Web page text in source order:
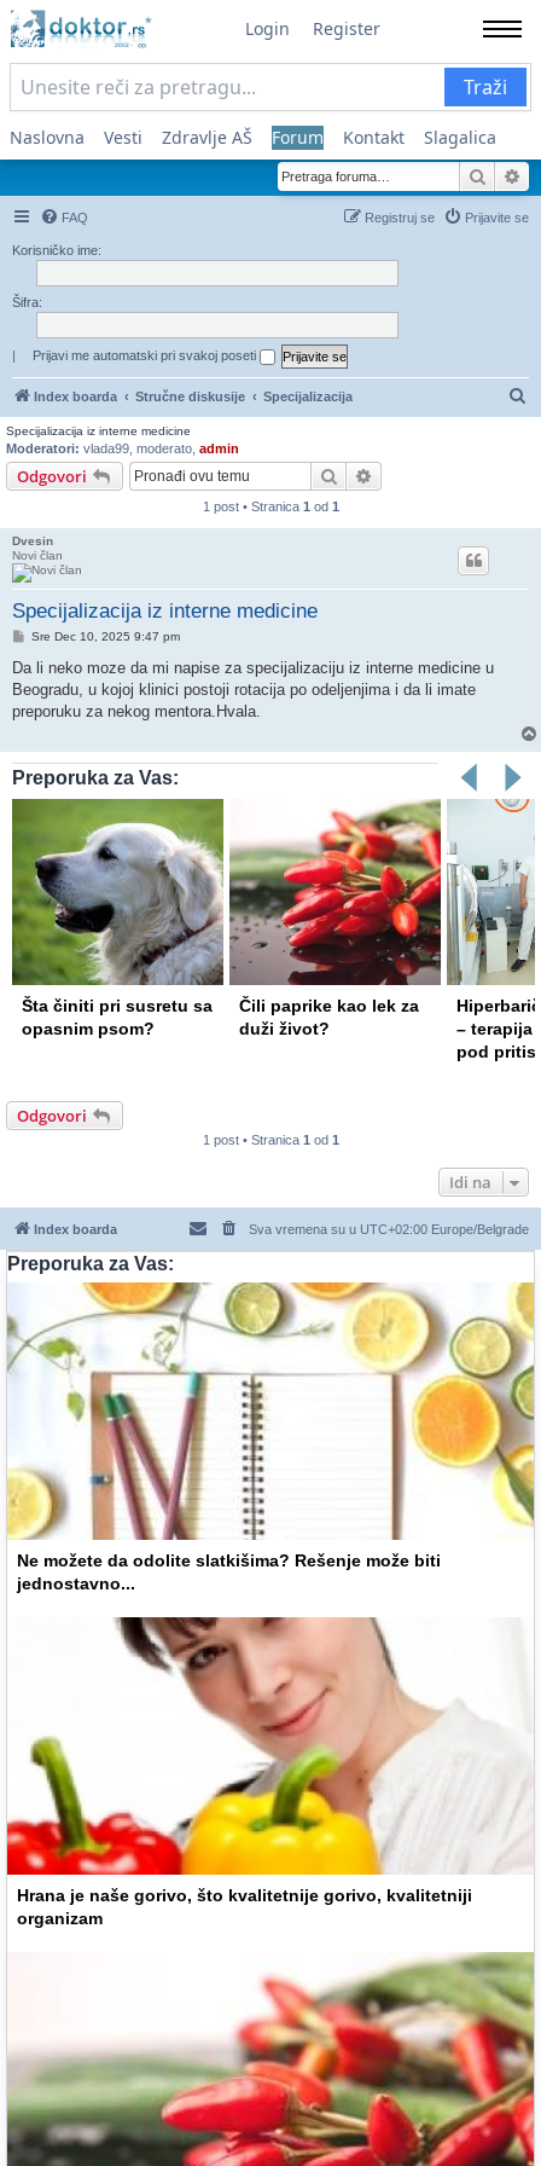
Login Register
Traži
Naslovna Vesti Zdravlje AŠ Forum Kontakt Slagalica
FAQ Prijavite se
Registruj se
Korisničko ime:
Šifra:
| Prijavi me automatski pri svakoj poseti
Index boarda Stručne diskusije Specijalizacija
Specijalizacija iz interne medicine
Moderatori: vlada99 moderato admin
Odgovori Pretraga
1 post • Stranica 1 od 1
Dvesin
Novi član
Specijalizacija iz interne medicine
Post
Sre Dec 10, 2025 9:47 pm
Da li neko moze da mi napise za specijalizaciju iz interne medicine u
Beogradu, u kojoj klinici postoji rotacija po odeljenjima i da li imate
preporuku za nekog mentora.Hvala.
Preporuka za Vas:
Šta činiti pri susretu sa
opasnim psom?
Čili paprike kao lek za
duži život?
– terapija
pod
Odgovori
1 post • Stranica 1 od 1
Idi na
Index boarda Sva vremena su u UTC+02:00 Europe/Belgrade
Preporuka za Vas:
Ne možete da odolite slatkišima? Rešenje može biti
jednostavno...
Hrana je naše gorivo, što kvalitetnije gorivo, kvalitetniji
organizam